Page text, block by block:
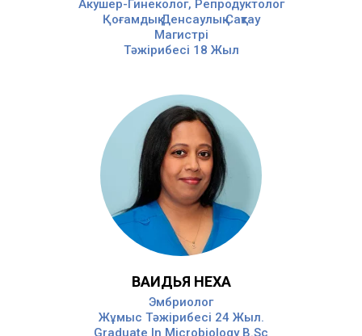
Aкушер-Гинеколог, Репродуктолог
Қоғамдық Денсаулық Сақтау
Магистрі
Тәжірибесі 18 Жыл
ВАИДЬЯ НЕХА
Эмбриолог
Жұмыс Тәжірибесі 24 Жыл.
Graduate In Microbiology B.Sc